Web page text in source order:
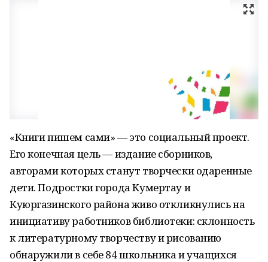
«Книги пишем сами» — это социальный проект.
Его конечная цель — издание сборников,
авторами которых станут творчески одаренные
дети. Подростки города Кумертау и
Куюргазинского района живо откликнулись на
инициативу работников библиотеки: склонность
к литературному творчеству и рисованию
обнаружили в себе 84 школьника и учащихся